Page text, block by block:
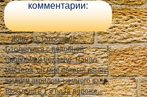
комментарии:
Живу в Ставрополе.
Столкнулся с подобной
проблемой недавно. Нанял
мастера, он мне покрыл ванну
жидким акрилом, немного взял.
Вкладыш в 1,5 раза дороже...